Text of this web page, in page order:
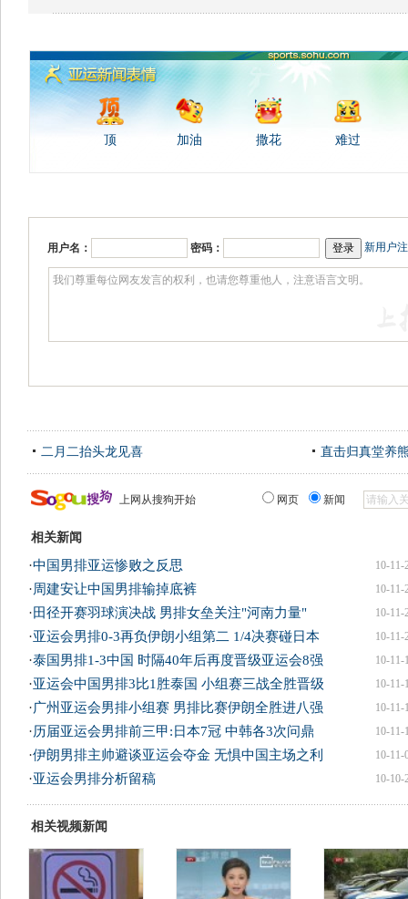
顶 加油 撒花 难过
用户名： 密码： 新用户
二月二抬头龙见喜 直击归真堂养
上网从搜狗开始 网页 新闻
相关新闻
10-11-
·中国男排亚运惨败之反思
10-11-
·周建安让中国男排输掉底裤
10-11-
·田径开赛羽球演决战 男排女垒关注"河南力量"
10-11-
·亚运会男排0-3再负伊朗小组第二 1/4决赛碰日本
10-11-
·泰国男排1-3中国 时隔40年后再度晋级亚运会8强
10-11-
·亚运会中国男排3比1胜泰国 小组赛三战全胜晋级
10-11-
·广州亚运会男排小组赛 男排比赛伊朗全胜进八强
10-11-
·历届亚运会男排前三甲:日本7冠 中韩各3次问鼎
10-11-
·伊朗男排主帅避谈亚运会夺金 无惧中国主场之利
10-10-
·亚运会男排分析留稿
相关视频新闻